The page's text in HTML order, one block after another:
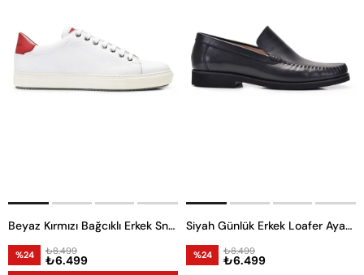
Beyaz Kırmızı Bağcıklı Erkek Sneaker Ayakkabı
%24 ₺6.499
₺8.499
Siyah Günlük Erkek Loafer Ayakkabı
%24 ₺6.499
₺8.499